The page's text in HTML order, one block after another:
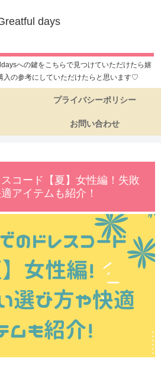
days
への鍵をこちらで見つけていただけたら嬉
入の参考にしていただけたらと思います♡
プライバシーポリシー
お問い合わせ
コード【夏】女性編！失敗
アイテムも紹介！